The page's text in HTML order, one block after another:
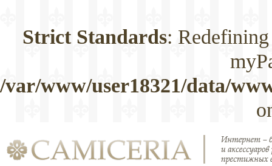
Strict Standards:
/var/www/user18321/data/